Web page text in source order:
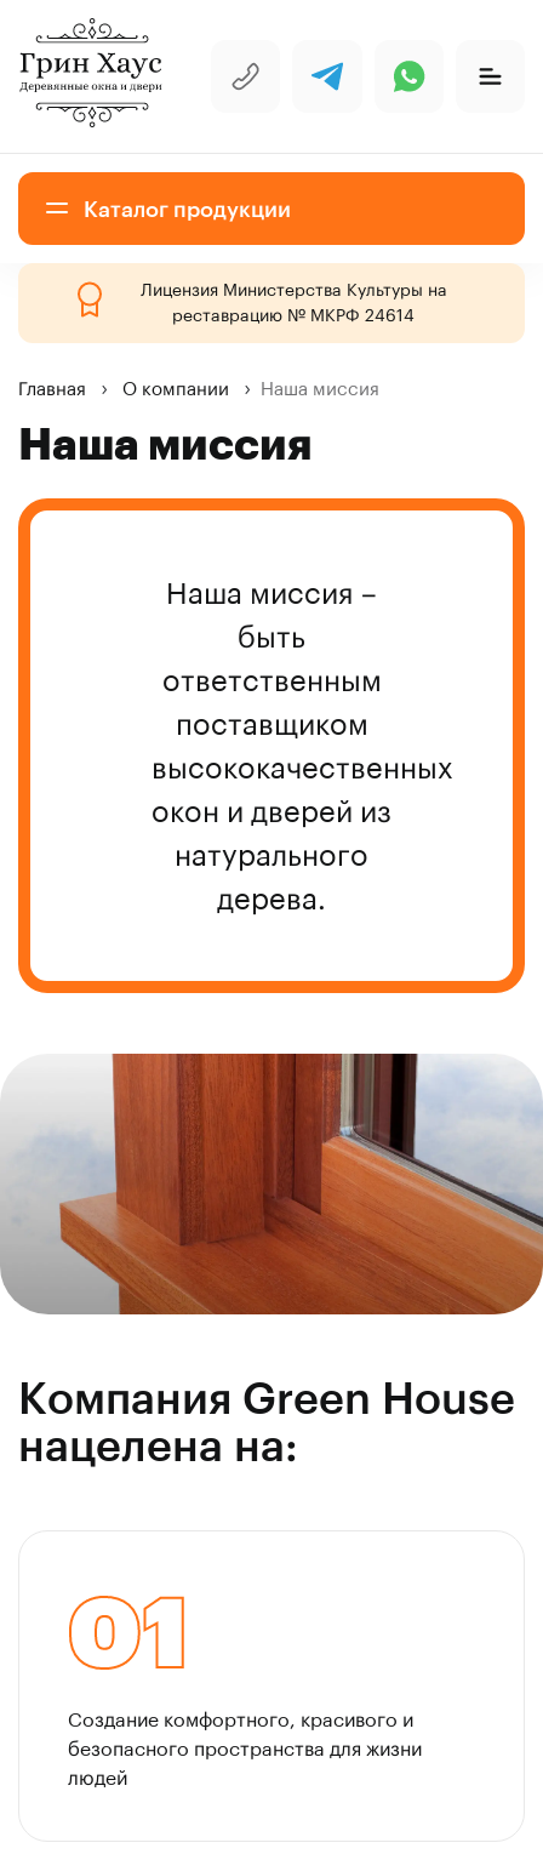
Каталог продукции
Деревянные окна
культурного наследия
Лицензия Министерства Культуры на
реставрацию № МКРФ 24614
Главная О компании Наша миссия
Наша миссия
Наша миссия –
быть
ответственным
поставщиком
высококачественных
окон и дверей из
натурального
дерева.
Компания Green House
нацелена на:
01
Создание комфортного, красивого и
безопасного пространства для жизни
людей